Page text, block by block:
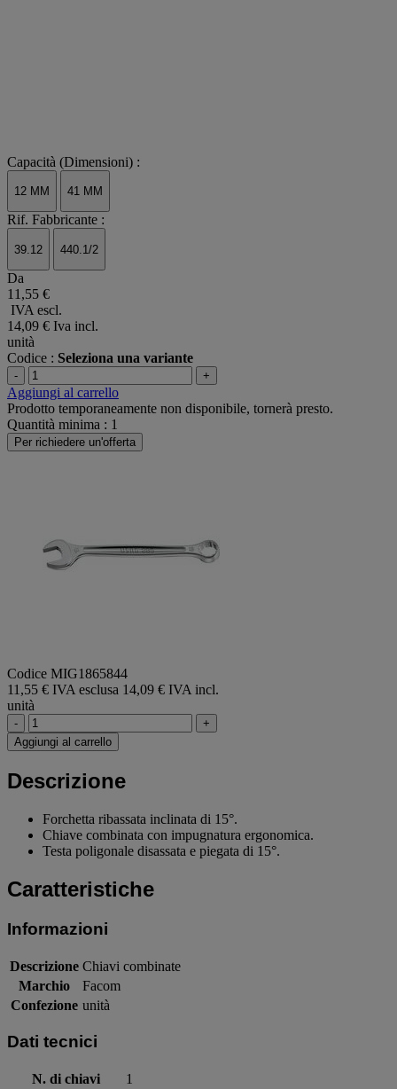
Capacità (Dimensioni) :
12 MM 41 MM
Rif. Fabbricante :
39.12 440.1/2
Da
11,55 €
IVA escl.
14,09 € Iva incl.
unità
Codice : Seleziona una variante
- +
Aggiungi al carrello
Prodotto temporaneamente non disponibile, tornerà presto.
Quantità minima : 1
Per richiedere un'offerta
Codice MIG1865844
11,55 € IVA esclusa 14,09 € IVA incl.
unità
-
+
Aggiungi al carrello
Descrizione
Forchetta ribassata inclinata di 15°.
Chiave combinata con impugnatura ergonomica.
Testa poligonale disassata e piegata di 15°.
Caratteristiche
Informazioni
Descrizione Chiavi combinate
Marchio
Facom
Confezione unità
Dati tecnici
N. di chiavi
1